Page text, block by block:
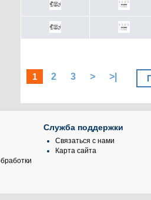
1 2 3 > >|
Служба поддержки
Связаться с нами
Карта сайта